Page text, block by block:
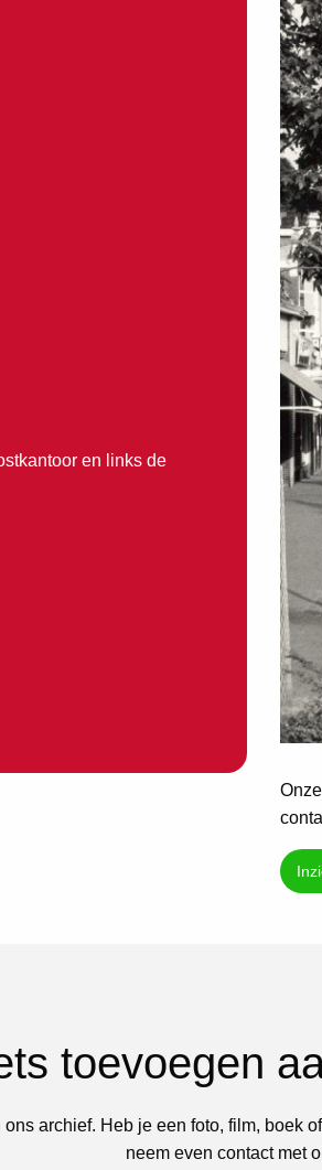
en links de
toevoegen
archief. Heb je een foto, film, boek
neem even contact met